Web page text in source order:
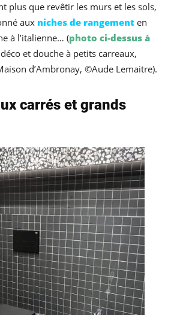
plus que revêtir les murs et les sols,
aux niches de rangement en
à l’italienne… (photo ci-dessus à
et douche à petits carreaux,
d’Ambronay, ©Aude Lemaitre).
carrés et grands